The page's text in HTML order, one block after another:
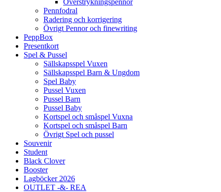
Överstrykningspennor
Pennfodral
Radering och korrigering
Övrigt Pennor och finewriting
PeppBox
Presentkort
Spel & Pussel
Sällskapsspel Vuxen
Sällskapsspel Barn & Ungdom
Spel Baby
Pussel Vuxen
Pussel Barn
Pussel Baby
Kortspel och småspel Vuxna
Kortspel och småspel Barn
Övrigt Spel och pussel
Souvenir
Student
Black Clover
Booster
Lagböcker 2026
OUTLET -&- REA